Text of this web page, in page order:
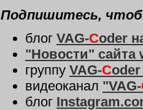
Подпишитесь,
блог VAG-Coder
"Новости" сайта
группу VAG-C
видеоканал "VAG-
блог